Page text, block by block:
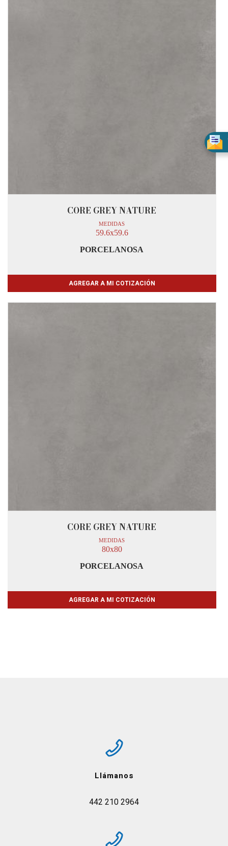
CORE GREY NATURE
MEDIDAS
59.6x59.6
PORCELANOSA
AGREGAR A MI COTIZACIÓN
CORE GREY NATURE
MEDIDAS
80x80
PORCELANOSA
AGREGAR A MI COTIZACIÓN
Llámanos
442 210 2964